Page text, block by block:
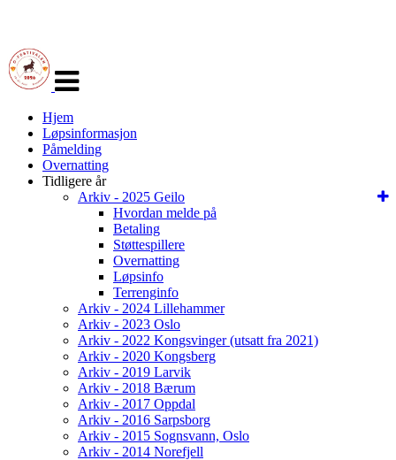
navigasjon
Hjem
Løpsinformasjon
Påmelding
Overnatting
Tidligere år
Arkiv - 2025 Geilo
Hvordan melde på
Betaling
Støttespillere
Overnatting
Løpsinfo
Terrenginfo
Arkiv - 2024 Lillehammer
Arkiv - 2023 Oslo
Arkiv - 2022 Kongsvinger (utsatt fra 2021)
Arkiv - 2020 Kongsberg
Arkiv - 2019 Larvik
Arkiv - 2018 Bærum
Arkiv - 2017 Oppdal
Arkiv - 2016 Sarpsborg
Arkiv - 2015 Sognsvann, Oslo
Arkiv - 2014 Norefjell